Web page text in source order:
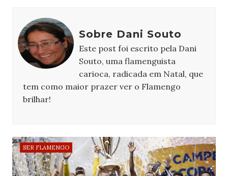
Sobre Dani Souto
Este post foi escrito pela Dani
Souto, uma flamenguista
carioca, radicada em Natal, que
tem como maior prazer ver o Flamengo
brilhar!
SER FLAMENGO